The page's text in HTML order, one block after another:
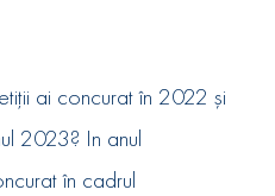
ai concurat în 2022 și
2023? In anul
în cadrul